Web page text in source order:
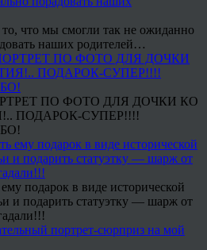
что мы смогли так не ожиданно
наших родителей…
ПО ФОТО ДЛЯ ДОЧКИ КО
ПОДАРОК-СУПЕР!!!!
подарок в виде исторической
и подарить статуэтку — шарж от